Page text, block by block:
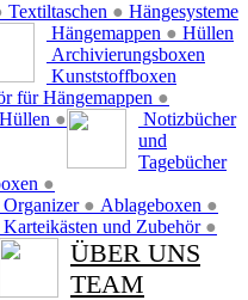
Textiltaschen ● Hängesysteme
Hängemappen ●
für Hängemappen ●
Hüllen
●
Archivierungsboxen
●
Kunststoffboxen
Organizer ● Ablageboxen ●
Karteikästen und Zubehör ●
Notizbücher
und
Tagebücher
ÜBER UNS
TEAM